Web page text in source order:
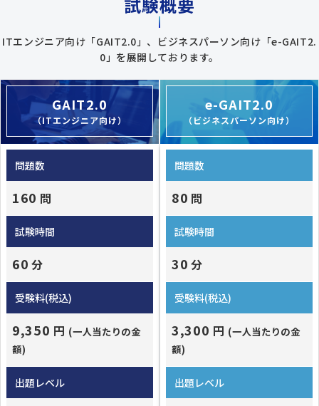
ITエンジニア向け「GAIT2.0」、ビジネスパーソン向け「e-GAIT2.
0」を展開しております。
GAIT2.0
（ITエンジニア向け）
問題数
160 問
試験時間
60 分
受験料(税込)
9,350 円 (一人当たりの金
額)
出題レベル
e-GAIT2.0
（ビジネスパーソン向け）
問題数
80 問
試験時間
30 分
受験料(税込)
3,300 円 (一人当たりの金
額)
出題レベル